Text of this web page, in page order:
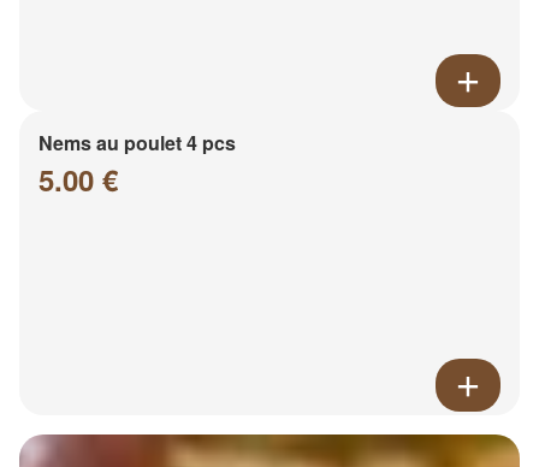
Nems au poulet 4 pcs
5.00 €